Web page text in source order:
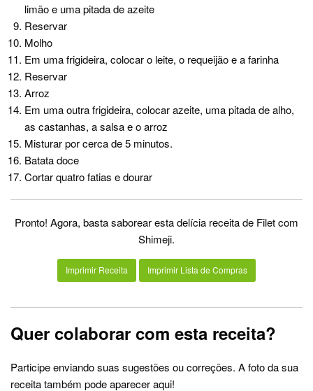
limão e uma pitada de azeite
Reservar
Molho
Em uma frigideira, colocar o leite, o requeijão e a farinha
Reservar
Arroz
Em uma outra frigideira, colocar azeite, uma pitada de alho,
as castanhas, a salsa e o arroz
Misturar por cerca de 5 minutos.
Batata doce
Cortar quatro fatias e dourar
Pronto! Agora, basta saborear esta delícia receita de Filet com
Shimeji.
Imprimir Receita Imprimir Lista de Compras
Quer colaborar com esta receita?
Participe enviando suas sugestões ou correções. A foto da sua
receita também pode aparecer aqui!